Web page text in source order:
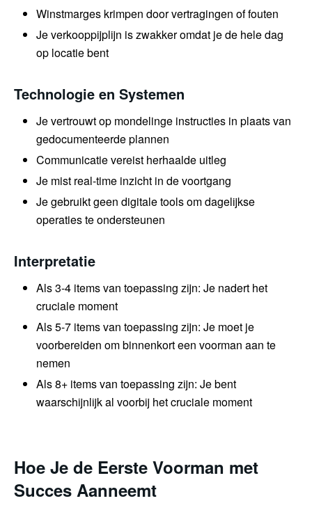
Winstmarges krimpen door vertragingen of fouten
Je verkooppijplijn is zwakker omdat je de hele dag
op locatie bent
Technologie en Systemen
Je vertrouwt op mondelinge instructies in plaats van
gedocumenteerde plannen
Communicatie vereist herhaalde uitleg
Je mist real-time inzicht in de voortgang
Je gebruikt geen digitale tools om dagelijkse
operaties te ondersteunen
Interpretatie
Als 3-4 items van toepassing zijn: Je nadert het
cruciale moment
Als 5-7 items van toepassing zijn: Je moet je
voorbereiden om binnenkort een voorman aan te
nemen
Als 8+ items van toepassing zijn: Je bent
waarschijnlijk al voorbij het cruciale moment
Hoe Je de Eerste Voorman met
Succes Aanneemt